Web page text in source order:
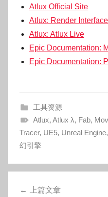
Atlux Official Site
Atlux: Render Interface
Atlux: Atlux Live
Epic Documentation:
Epic Documentation:
工具资源
Atlux, Atlux λ, Fab,
Tracer, UE5, Unreal Engine,
幻引擎
上篇文章